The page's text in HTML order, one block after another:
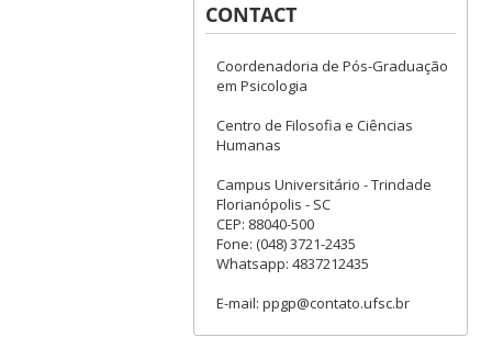
CONTACT
Coordenadoria de Pós-Graduação
em Psicologia
Centro de Filosofia e Ciências
Humanas
Campus Universitário - Trindade
Florianópolis - SC
CEP: 88040-500
Fone: (048) 3721-2435
Whatsapp: 4837212435
E-mail: ppgp@contato.ufsc.br